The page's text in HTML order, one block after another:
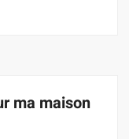
ma maison